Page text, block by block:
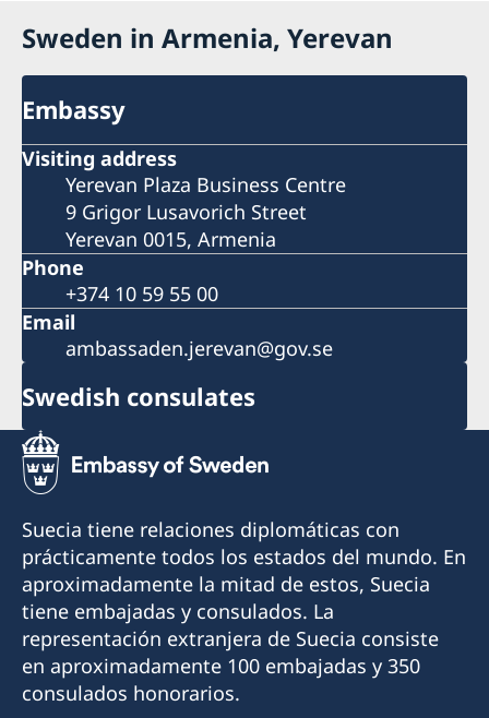
Sweden in Armenia, Yerevan
Embassy
Visiting address
Yerevan Plaza Business Centre
9 Grigor Lusavorich Street
Yerevan 0015, Armenia
Phone
+374 10 59 55 00
Email
ambassaden.jerevan@gov.se
Swedish consulates
Suecia tiene relaciones diplomáticas con
prácticamente todos los estados del mundo. En
aproximadamente la mitad de estos, Suecia
tiene embajadas y consulados. La
representación extranjera de Suecia consiste
en aproximadamente 100 embajadas y 350
consulados honorarios.